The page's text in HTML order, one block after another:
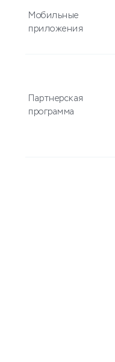
Мобильные
приложения
Партнерская
программа